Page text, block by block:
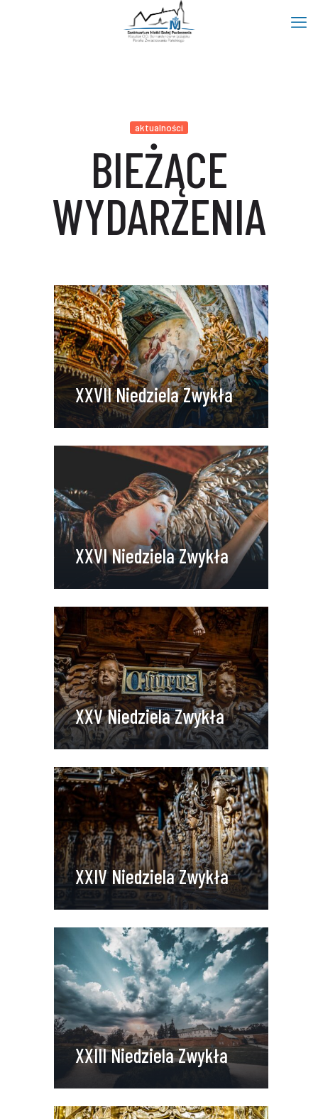
aktualności
BIEŻĄCE
WYDARZENIA
XXVII Niedziela Zwykła
XXVI Niedziela Zwykła
XXV Niedziela Zwykła
XXIV Niedziela Zwykła
XXIII Niedziela Zwykła